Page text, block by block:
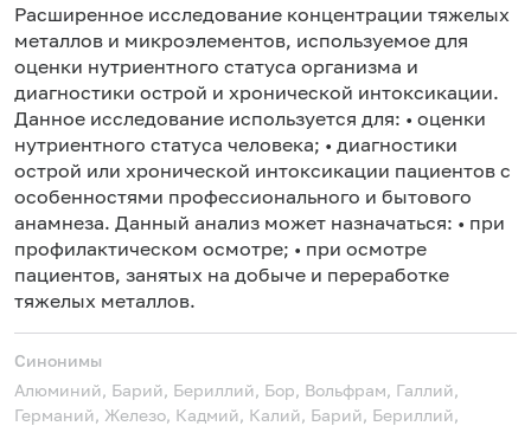
Расширенное исследование концентрации тяжелых
металлов и микроэлементов, используемое для
оценки нутриентного статуса организма и
диагностики острой и хронической интоксикации.
Данное исследование используется для: • оценки
нутриентного статуса человека; • диагностики
острой или хронической интоксикации пациентов с
особенностями профессионального и бытового
анамнеза. Данный анализ может назначаться: • при
профилактическом осмотре; • при осмотре
пациентов, занятых на добыче и переработке
тяжелых металлов.
Синонимы
Алюминий, Барий, Бериллий, Бор, Вольфрам, Галлий,
Германий, Железо, Кадмий, Калий, Барий, Бериллий,